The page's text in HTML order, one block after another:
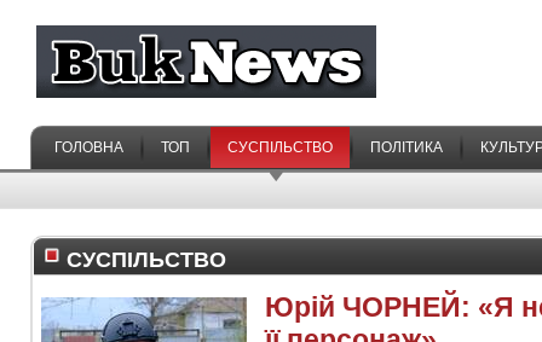
ГОЛОВНА ТОП СУСПІЛЬСТВО ПОЛІТИКА
СУСПІЛЬСТВО
Юрій ЧОРНЕЙ: «Я